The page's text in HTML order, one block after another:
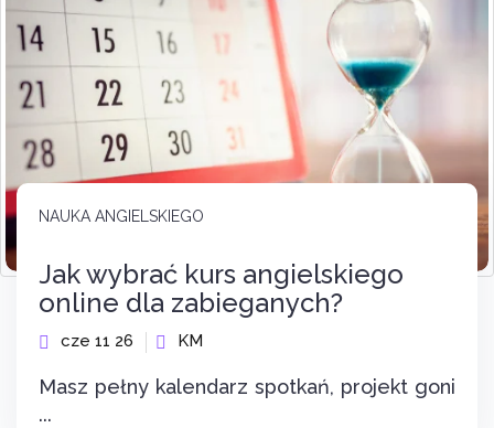
NAUKA ANGIELSKIEGO
Jak wybrać kurs angielskiego
online dla zabieganych?
cze 11 26 KM
Masz pełny kalendarz spotkań, projekt goni
...